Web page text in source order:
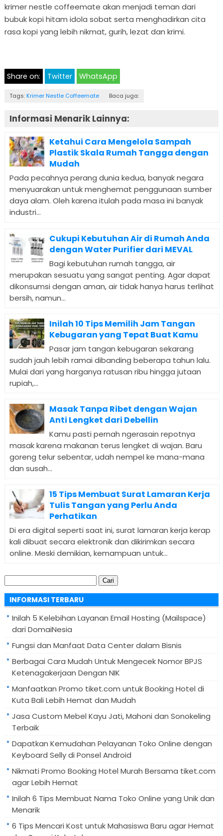
krimer nestle coffeemate akan menjadi teman dari
bubuk kopi hitam idola sobat serta menghadirkan cita
rasa kopi yang lebih nikmat, gurih, lezat dan krimi.
Share on: Twitter WhatsApp
Tags: Krimer Nestle Coffeemate Baca juga:
Informasi Menarik Lainnya:
Ketahui Cara Mengelola Sampah
Plastik Skala Rumah Tangga dengan
Mudah
Pada pecahnya perang dunia kedua, banyak negara
menyuarakan untuk menghemat penggunaan sumber
daya alam. Oleh karena itulah pada masa ini banyak
industri...
Cukupi Kebutuhan Air di Rumah Anda
dengan Water Purifier dari MEVAL
Bagi kebutuhan rumah tangga, air
merupakan sesuatu yang sangat penting. Agar dapat
dikonsumsi dengan aman, air tidak hanya harus terlihat
bersih, namun...
Inilah 10 Tips Memilih Jam Tangan
Kebugaran yang Tepat Buat Kamu
Pasar jam tangan kebugaran sekarang
sudah jauh lebih ramai dibanding beberapa tahun lalu.
Mulai dari yang harganya ratusan ribu hingga jutaan
rupiah,...
Masak Tanpa Ribet dengan Wajan
Anti Lengket dari Debellin
Kamu pasti pernah ngerasain repotnya
masak karena makanan terus lengket di wajan. Baru
goreng telur sebentar, udah nempel ke mana-mana
dan susah...
15 Tips Membuat Surat Lamaran Kerja
Tulis Tangan yang Perlu Anda
Perhatikan
Di era digital seperti saat ini, surat lamaran kerja kerap
kali dibuat secara elektronik dan dikirimkan secara
online. Meski demikian, kemampuan untuk...
Cari
untuk:
INFORMASI TERBARU
Inilah 5 Kelebihan Layanan Email Hosting (Mailspace)
dari DomaiNesia
Fungsi dan Manfaat Data Center dalam Bisnis
Berbagai Cara Mudah Untuk Mengecek Nomor BPJS
Ketenagakerjaan Dengan NIK
Manfaatkan Promo tiket.com untuk Booking Hotel di
Kuta Bali Lebih Hemat dan Mudah
Jasa Custom Mebel Kayu Jati, Mahoni dan Sonokeling
Terbaik
Dapatkan Kemudahan Pelayanan Toko Online dengan
Keyboard Selly di Ponsel Android
Nikmati Promo Booking Hotel Murah Bersama tiket.com
agar Lebih Hemat
Inilah 6 Tips Membuat Nama Toko Online yang Unik dan
Menarik
6 Tips Mencari Kost untuk Mahasiswa Baru agar Hemat